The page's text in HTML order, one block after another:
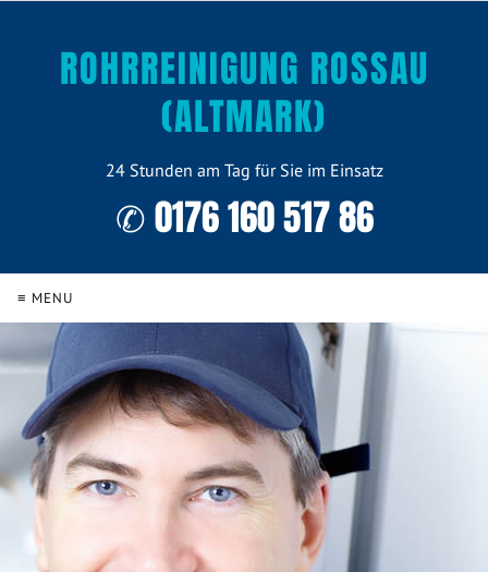
ROHRREINIGUNG ROSSAU
(ALTMARK)
24 Stunden am Tag für Sie im Einsatz
✆ 0176 160 517 86
≡ MENU